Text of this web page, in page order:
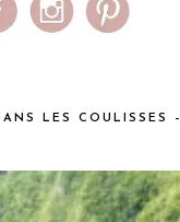
LES COULISSES –